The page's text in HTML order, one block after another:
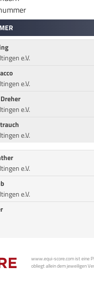
e.V.
e.V.
e.V.
e.V.
e.V.
e.V.
www.equi-score.com ist eine
obliegt allein dem jeweiligen